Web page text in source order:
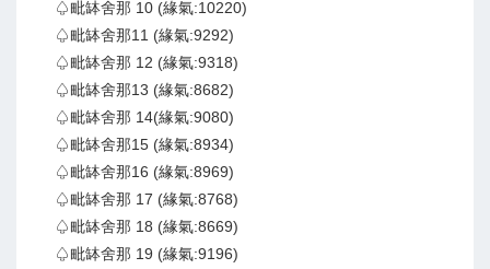
♤毗缽舍那 10 (緣氣:10220)
♤毗缽舍那11 (緣氣:9292)
♤毗缽舍那 12 (緣氣:9318)
♤毗缽舍那13 (緣氣:8682)
♤毗缽舍那 14(緣氣:9080)
♤毗缽舍那15 (緣氣:8934)
♤毗缽舍那16 (緣氣:8969)
♤毗缽舍那 17 (緣氣:8768)
♤毗缽舍那 18 (緣氣:8669)
♤毗缽舍那 19 (緣氣:9196)